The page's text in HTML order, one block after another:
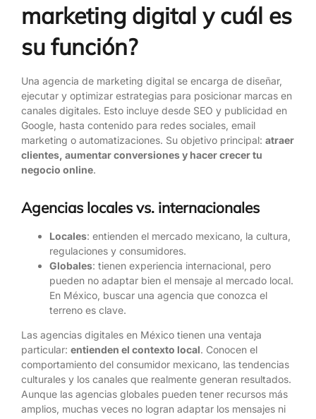
marketing digital y cuál es
su función?
Una agencia de marketing digital se encarga de diseñar,
ejecutar y optimizar estrategias para posicionar marcas en
canales digitales. Esto incluye desde SEO y publicidad en
Google, hasta contenido para redes sociales, email
marketing o automatizaciones. Su objetivo principal: atraer
clientes, aumentar conversiones y hacer crecer tu
negocio online.
Agencias locales vs. internacionales
Locales: entienden el mercado mexicano, la cultura,
regulaciones y consumidores.
Globales: tienen experiencia internacional, pero
pueden no adaptar bien el mensaje al mercado local.
En México, buscar una agencia que conozca el
terreno es clave.
Las agencias digitales en México tienen una ventaja
particular: entienden el contexto local. Conocen el
comportamiento del consumidor mexicano, las tendencias
culturales y los canales que realmente generan resultados.
Aunque las agencias globales pueden tener recursos más
amplios, muchas veces no logran adaptar los mensajes ni